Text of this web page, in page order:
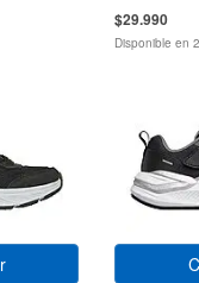
$29.990
Disponible en